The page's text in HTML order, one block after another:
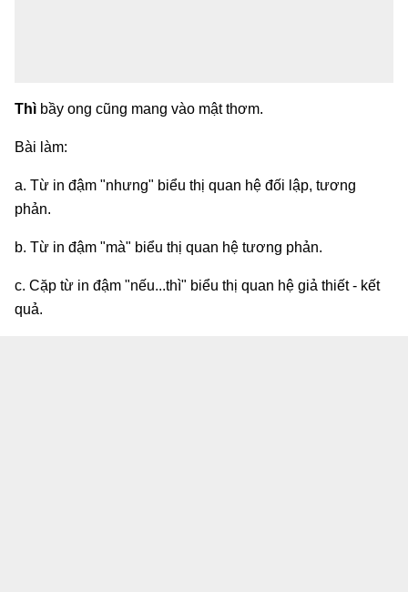
Thì bầy ong cũng mang vào mật thơm.
Bài làm:
a. Từ in đậm "nhưng" biểu thị quan hệ đối lập, tương
phản.
b. Từ in đậm "mà" biểu thị quan hệ tương phản.
c. Cặp từ in đậm "nếu...thì" biểu thị quan hệ giả thiết - kết
quả.